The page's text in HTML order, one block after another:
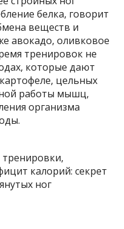
белка, говорит
веществ и
авокадо, оливковое
тренировок не
которые дают
цельных
работы мышц,
организма